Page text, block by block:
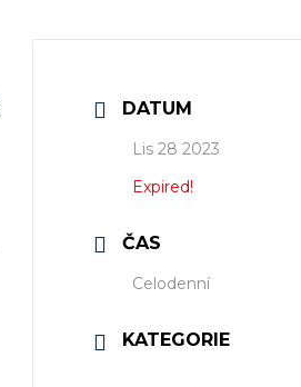
DATUM
Lis 28 2023
Expired!
ČAS
Celodenní
KATEGORIE